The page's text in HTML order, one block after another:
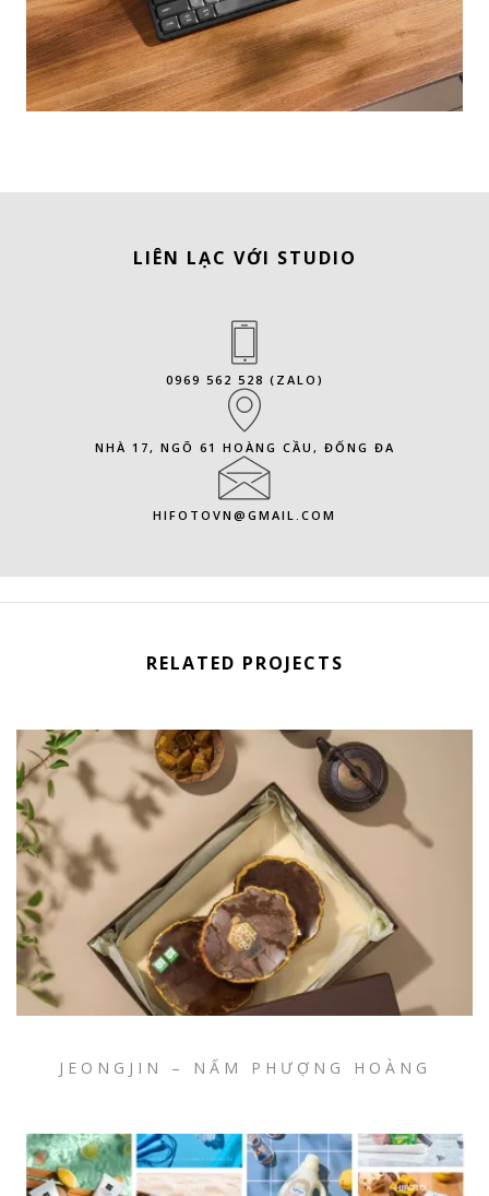
LIÊN LẠC VỚI STUDIO
0969 562 528 (ZALO)
NHÀ 17, NGÕ 61 HOÀNG CẦU, ĐỐNG ĐA
HIFOTOVN@GMAIL.COM
RELATED PROJECTS
JEONGJIN – NẤM PHƯỢNG HOÀNG